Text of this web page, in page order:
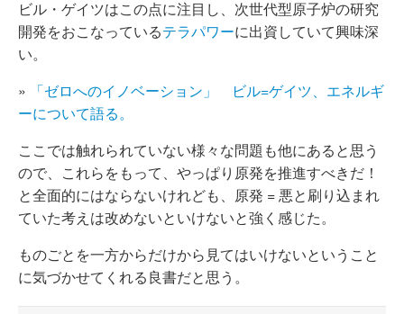
ビル・ゲイツはこの点に注目し、次世代型原子炉の研究
開発をおこなっているテラパワーに出資していて興味深
い。
»
「ゼロへのイノベーション」 ビル=ゲイツ、エネルギ
ーについて語る。
ここでは触れられていない様々な問題も他にあると思う
ので、これらをもって、やっぱり原発を推進すべきだ！
と全面的にはならないけれども、原発 = 悪と刷り込まれ
ていた考えは改めないといけないと強く感じた。
ものごとを一方からだけから見てはいけないということ
に気づかせてくれる良書だと思う。